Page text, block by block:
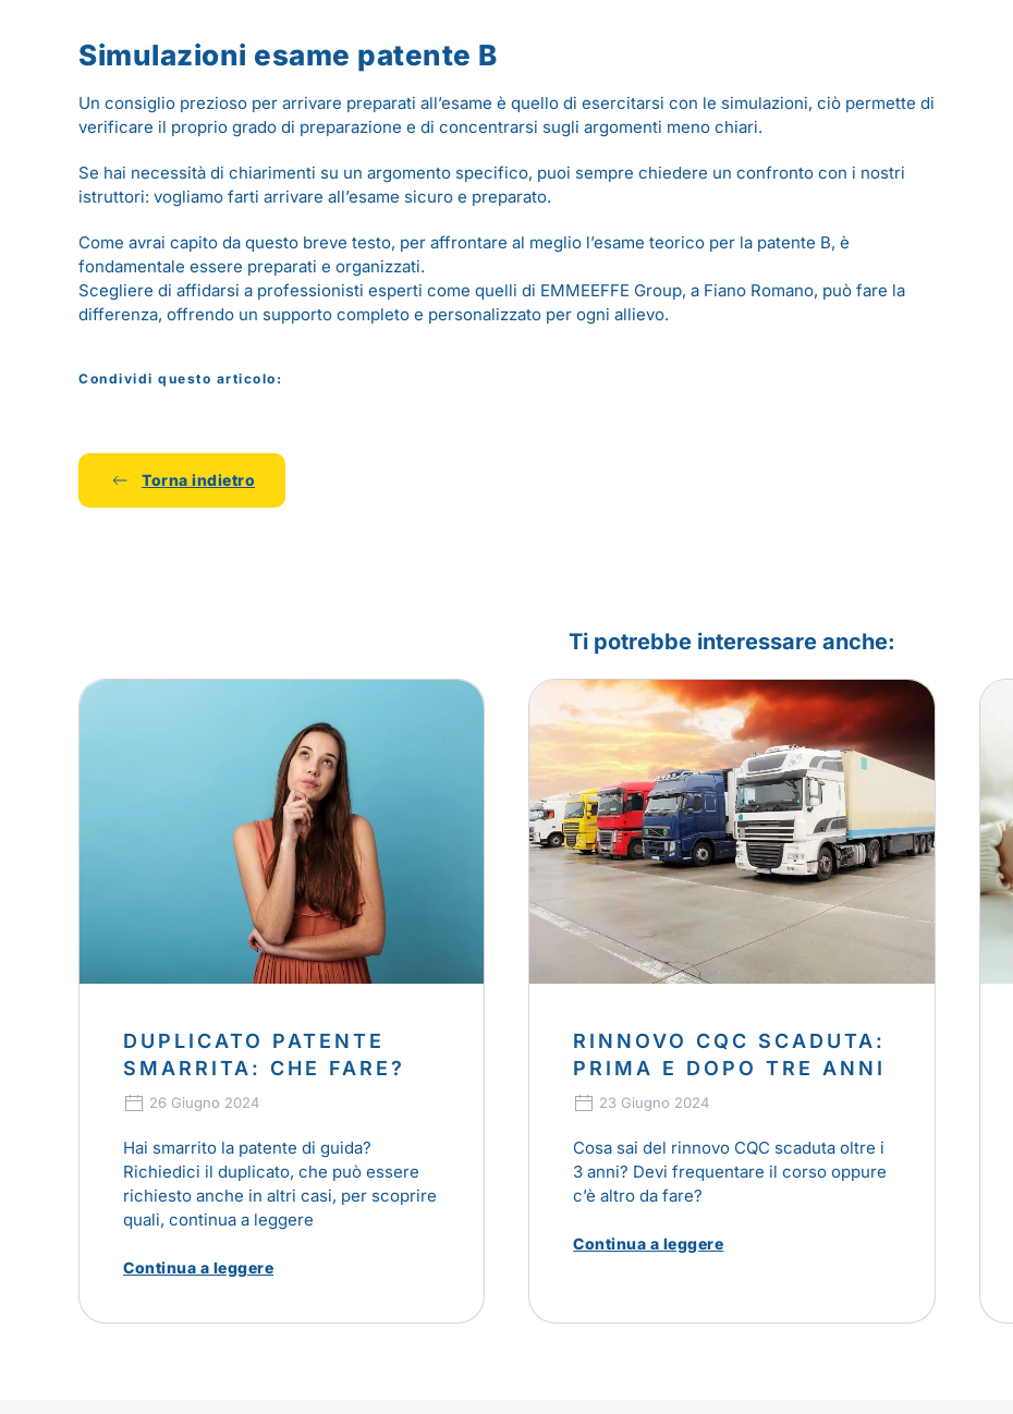
Simulazioni esame patente B
Un consiglio prezioso per arrivare preparati all’esame è quello di esercitarsi con le simulazioni, ciò permette di
verificare il proprio grado di preparazione e di concentrarsi sugli argomenti meno chiari.
Se hai necessità di chiarimenti su un argomento specifico, puoi sempre chiedere un confronto con i nostri
istruttori: vogliamo farti arrivare all’esame sicuro e preparato.
Come avrai capito da questo breve testo, per affrontare al meglio l’esame teorico per la patente B, è
fondamentale essere preparati e organizzati.
Scegliere di affidarsi a professionisti esperti come quelli di EMMEEFFE Group, a Fiano Romano, può fare la
differenza, offrendo un supporto completo e personalizzato per ogni allievo.
Condividi questo articolo:
Torna indietro
Ti potrebbe interessare anche:
DUPLICATO PATENTE
SMARRITA: CHE FARE?
26 Giugno 2024
Hai smarrito la patente di guida?
Richiedici il duplicato, che può essere
richiesto anche in altri casi, per scoprire
quali, continua a leggere
Continua a leggere
RINNOVO CQC SCADUTA:
PRIMA E DOPO TRE ANNI
23 Giugno 2024
Cosa sai del rinnovo CQC scaduta oltre i
3 anni? Devi frequentare il corso oppure
c’è altro da fare?
Continua a leggere